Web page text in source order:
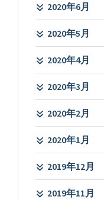
2020年6月
2020年5月
2020年4月
2020年3月
2020年2月
2020年1月
2019年12月
2019年11月